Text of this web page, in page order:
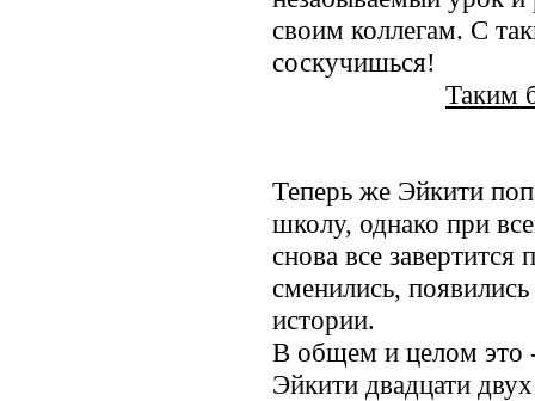
своим коллегам. С
соскучишься!
Таким
Теперь же Эйкити
школу, однако при
снова все
сменились,
истории.
В общем и целом это
Эйкити двадцати